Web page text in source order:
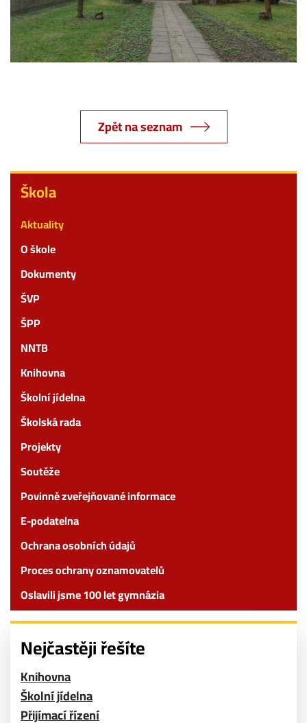
Škola
Škola
Aktuality
O škole
Dokumenty
ŠVP
ŠPP
NNTB
Knihovna
Školní jídelna
Školská rada
Projekty
Soutěže
Povinně zveřejňované informace
E-podatelna
Ochrana osobních údajů
Proces ochrany oznamovatelů
Oslavili jsme 100 let gymnázia
Nejčastěji řešíte
Knihovna
Školní jídelna
Přijímací řízení
Zpět na seznam